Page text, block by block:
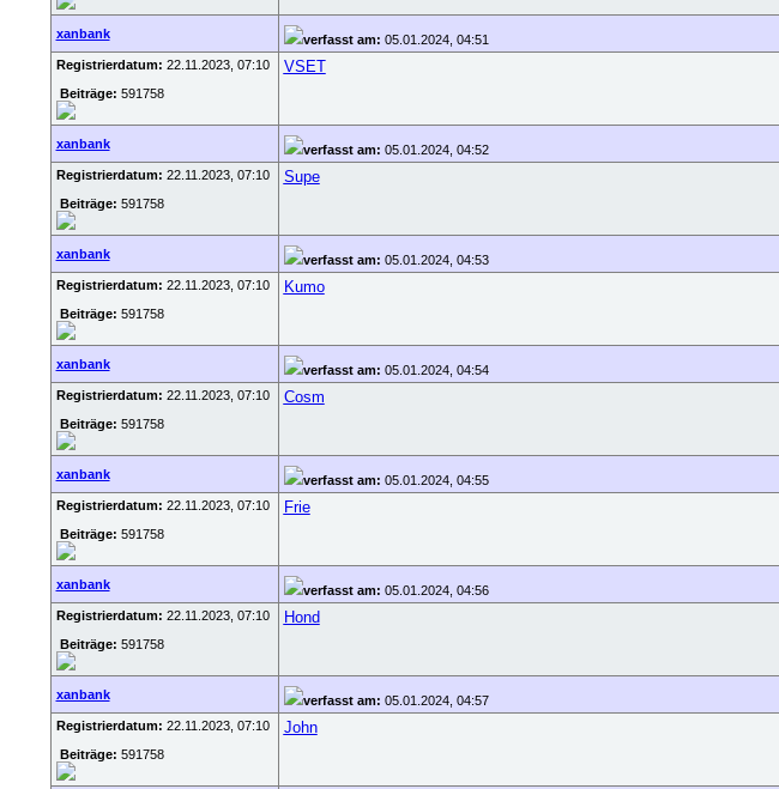
xanbank verfasst am: 05.01.2024, 04:51
Registrierdatum: 22.11.2023, 07:10
Beiträge: 591758
VSET
xanbank verfasst am: 05.01.2024, 04:52
Registrierdatum: 22.11.2023, 07:10
Beiträge: 591758
Supe
xanbank verfasst am: 05.01.2024, 04:53
Registrierdatum: 22.11.2023, 07:10
Beiträge: 591758
Kumo
xanbank verfasst am: 05.01.2024, 04:54
Registrierdatum: 22.11.2023, 07:10
Beiträge: 591758
Cosm
xanbank verfasst am: 05.01.2024, 04:55
Registrierdatum: 22.11.2023, 07:10
Beiträge: 591758
Frie
xanbank verfasst am: 05.01.2024, 04:56
Registrierdatum: 22.11.2023, 07:10
Beiträge: 591758
Hond
xanbank verfasst am: 05.01.2024, 04:57
Registrierdatum: 22.11.2023, 07:10
Beiträge: 591758
John